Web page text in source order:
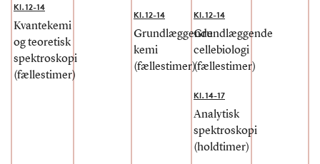
Kl. 12-14
Kvantekemi
og teoretisk
spektroskopi
(fællestimer)
Kl. 12-14
Grundlæggende
kemi
(fællestimer)
Kl. 12-14
Grundlæggende
cellebiologi
(fællestimer)
Kl. 14-17
Analytisk
spektroskopi
(holdtimer)